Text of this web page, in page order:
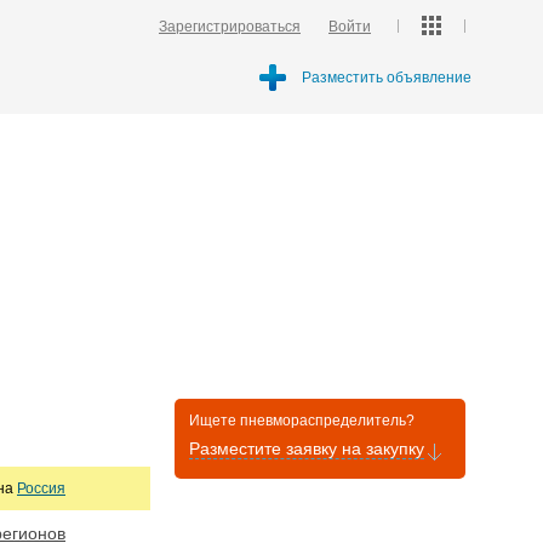
Зарегистрироваться Войти
Разместить объявление
Россия
Ищете пневмораспределитель?
Разместите заявку на закупку